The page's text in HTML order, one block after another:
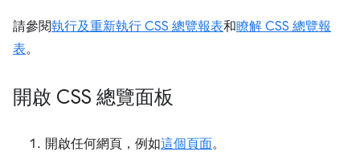
請參閱執行及重新執行 CSS 總覽報表和瞭解 CSS 總覽報
表。
開啟 CSS 總覽面板
開啟任何網頁，例如這個頁面。